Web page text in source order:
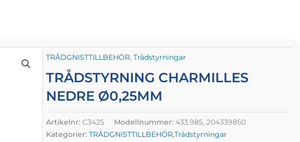
TRÅDGNISTTILLBEHÖR, Trådstyrningar
TRÅDSTYRNING CHARMILLES
NEDRE Ø0,25MM
Artikelnr: C3425 Modellnummer: 433.985, 204339850
Kategorier: TRÅDGNISTTILLBEHÖR,Trådstyrningar